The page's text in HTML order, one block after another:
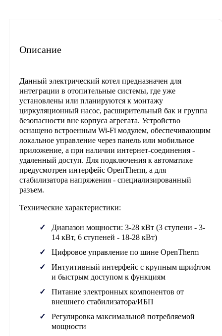
Описание
Данный электрический котел предназначен для
интеграции в отопительные системы, где уже
установлены или планируются к монтажу
циркуляционный насос, расширительный бак и группа
безопасности вне корпуса агрегата. Устройство
оснащено встроенным Wi-Fi модулем, обеспечивающим
локальное управление через панель или мобильное
приложение, а при наличии интернет-соединения -
удаленный доступ. Для подключения к автоматике
предусмотрен интерфейс OpenTherm, а для
стабилизатора напряжения - специализированный
разъем.
Технические характеристики:
Диапазон мощности: 3-28 кВт (3 ступени - 3-
14 кВт, 6 ступеней - 18-28 кВт)
Цифровое управление по шине OpenTherm
Интуитивный интерфейс с крупным шрифтом
и быстрым доступом к функциям
Питание электронных компонентов от
внешнего стабилизатора/ИБП
Регулировка максимальной потребляемой
мощности